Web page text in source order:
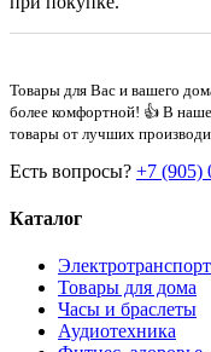
Товары для Вас и вашего
более комфортной! 👍 В
товары от лучших
Есть вопросы? +7 (905)
Каталог
Электротранспорт
Товары для дома
Часы и браслеты
Аудиотехника